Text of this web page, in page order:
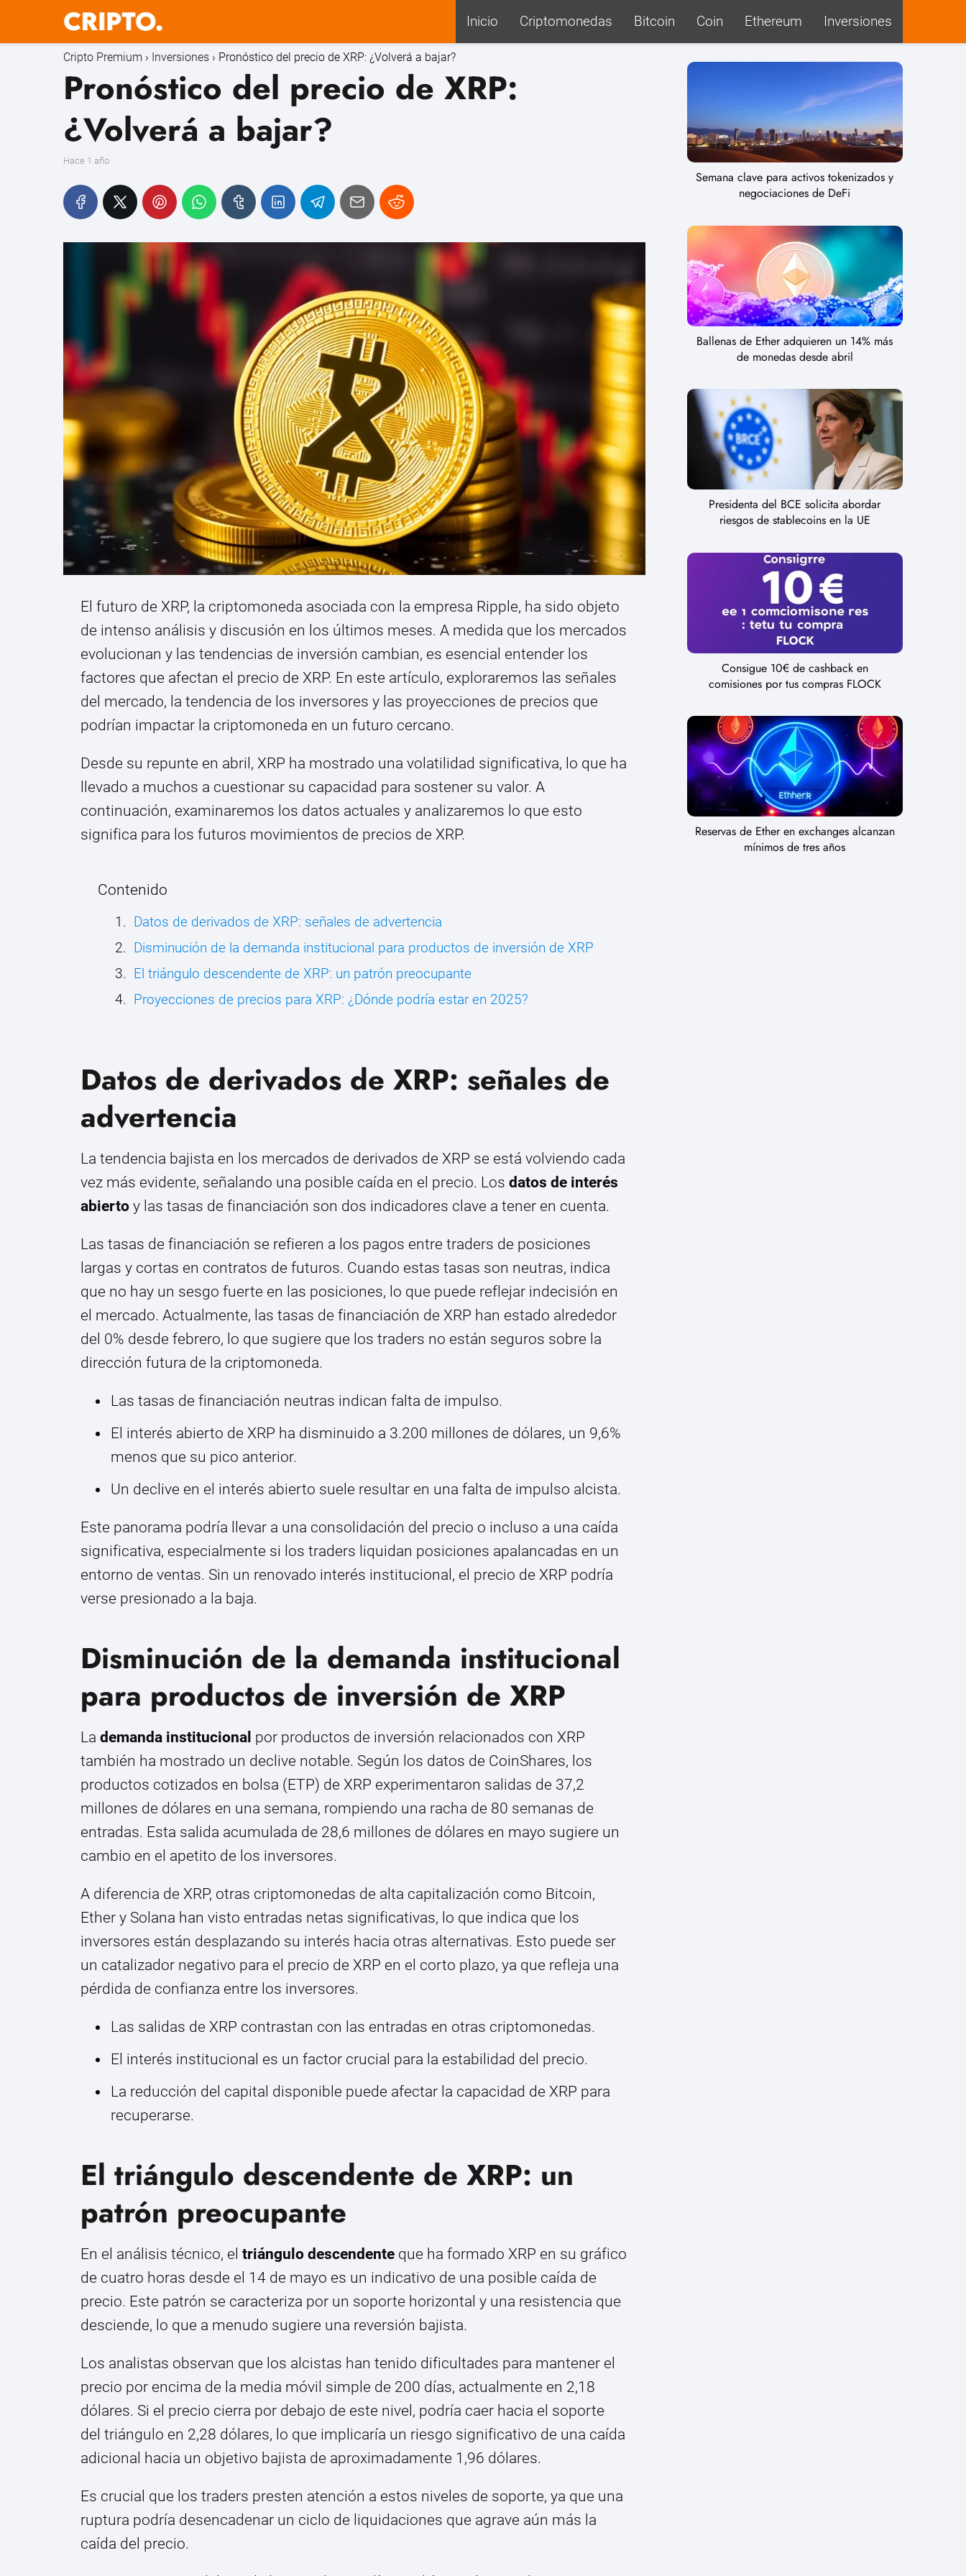
Inicio Criptomonedas Bitcoin Coin Ethereum Inversiones
Cripto Premium Inversiones Pronóstico del precio de XRP: ¿Volverá a bajar?
Pronóstico del precio de XRP:
¿Volverá a bajar?
hace 1 año
El futuro de XRP, la criptomoneda asociada con la empresa Ripple, ha sido objeto
de intenso análisis y discusión en los últimos meses. A medida que los mercados
evolucionan y las tendencias de inversión cambian, es esencial entender los
factores que afectan el precio de XRP. En este artículo, exploraremos las señales
del mercado, la tendencia de los inversores y las proyecciones de precios que
podrían impactar la criptomoneda en un futuro cercano.
Desde su repunte en abril, XRP ha mostrado una volatilidad significativa, lo que ha
llevado a muchos a cuestionar su capacidad para sostener su valor. A
continuación, examinaremos los datos actuales y analizaremos lo que esto
significa para los futuros movimientos de precios de XRP.
Contenido
Datos de derivados de XRP: señales de advertencia
Disminución de la demanda institucional para productos de inversión de XRP
El triángulo descendente de XRP: un patrón preocupante
Proyecciones de precios para XRP: ¿Dónde podría estar en 2025?
Datos de derivados de XRP: señales de
advertencia
La tendencia bajista en los mercados de derivados de XRP se está volviendo cada
vez más evidente, señalando una posible caída en el precio. Los datos de interés
abierto y las tasas de financiación son dos indicadores clave a tener en cuenta.
Las tasas de financiación se refieren a los pagos entre traders de posiciones
largas y cortas en contratos de futuros. Cuando estas tasas son neutras, indica
que no hay un sesgo fuerte en las posiciones, lo que puede reflejar indecisión en
el mercado. Actualmente, las tasas de financiación de XRP han estado alrededor
del 0% desde febrero, lo que sugiere que los traders no están seguros sobre la
dirección futura de la criptomoneda.
Las tasas de financiación neutras indican falta de impulso.
El interés abierto de XRP ha disminuido a 3.200 millones de dólares, un 9,6%
menos que su pico anterior.
Un declive en el interés abierto suele resultar en una falta de impulso alcista.
Este panorama podría llevar a una consolidación del precio o incluso a una caída
significativa, especialmente si los traders liquidan posiciones apalancadas en un
entorno de ventas. Sin un renovado interés institucional, el precio de XRP podría
verse presionado a la baja.
Disminución de la demanda institucional
para productos de inversión de XRP
La demanda institucional por productos de inversión relacionados con XRP
también ha mostrado un declive notable. Según los datos de CoinShares, los
productos cotizados en bolsa (ETP) de XRP experimentaron salidas de 37,2
millones de dólares en una semana, rompiendo una racha de 80 semanas de
entradas. Esta salida acumulada de 28,6 millones de dólares en mayo sugiere un
cambio en el apetito de los inversores.
A diferencia de XRP, otras criptomonedas de alta capitalización como Bitcoin,
Ether y Solana han visto entradas netas significativas, lo que indica que los
inversores están desplazando su interés hacia otras alternativas. Esto puede ser
un catalizador negativo para el precio de XRP en el corto plazo, ya que refleja una
pérdida de confianza entre los inversores.
Las salidas de XRP contrastan con las entradas en otras criptomonedas.
El interés institucional es un factor crucial para la estabilidad del precio.
La reducción del capital disponible puede afectar la capacidad de XRP para
recuperarse.
El triángulo descendente de XRP: un
patrón preocupante
En el análisis técnico, el triángulo descendente que ha formado XRP en su gráfico
de cuatro horas desde el 14 de mayo es un indicativo de una posible caída de
precio. Este patrón se caracteriza por un soporte horizontal y una resistencia que
desciende, lo que a menudo sugiere una reversión bajista.
Los analistas observan que los alcistas han tenido dificultades para mantener el
precio por encima de la media móvil simple de 200 días, actualmente en 2,18
dólares. Si el precio cierra por debajo de este nivel, podría caer hacia el soporte
del triángulo en 2,28 dólares, lo que implicaría un riesgo significativo de una caída
adicional hacia un objetivo bajista de aproximadamente 1,96 dólares.
Es crucial que los traders presten atención a estos niveles de soporte, ya que una
ruptura podría desencadenar un ciclo de liquidaciones que agrave aún más la
caída del precio.
Semana clave para activos tokenizados y
negociaciones de DeFi
Ballenas de Ether adquieren un 14% más
de monedas desde abril
Presidenta del BCE solicita abordar
riesgos de stablecoins en la UE
Consigue 10€ de cashback en
comisiones por tus compras FLOCK
Reservas de Ether en exchanges alcanzan
mínimos de tres años